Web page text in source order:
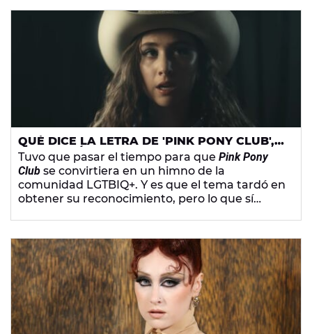
QUÉ DICE LA LETRA DE 'PINK PONY CLUB',
LA CANCIÓN DE CHAPPELL ROAN SOBRE LA
IDENTIDAD QUEER
Tuvo que pasar el tiempo para que Pink Pony
Club se convirtiera en un himno de la
comunidad LGTBIQ+. Y es que el tema tardó en
obtener su reconocimiento, pero lo que sí